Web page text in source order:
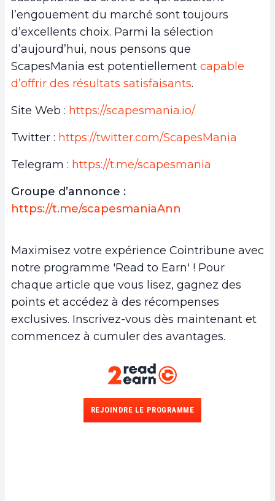
l’engouement du marché sont toujours
d’excellents choix. Parmi la sélection
d’aujourd’hui, nous pensons que
ScapesMania est potentiellement capable
d’offrir des résultats satisfaisants.
Site Web : https://scapesmania.io/
Twitter : https://twitter.com/ScapesMania
Telegram : https://t.me/scapesmania
Groupe d’annonce :
https://t.me/scapesmaniaAnn
Maximisez votre expérience Cointribune avec
notre programme 'Read to Earn' ! Pour
chaque article que vous lisez, gagnez des
points et accédez à des récompenses
exclusives. Inscrivez-vous dès maintenant et
commencez à cumuler des avantages.
REJOINDRE LE PROGRAMME